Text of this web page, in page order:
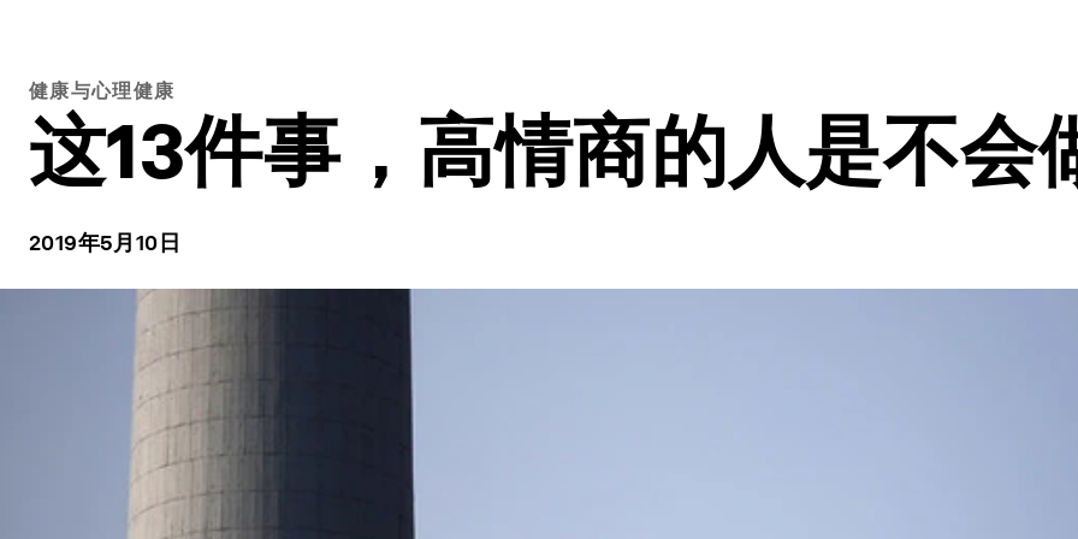
健康与心理健康
这13件事，高情商的人是不会
2019年5月10日